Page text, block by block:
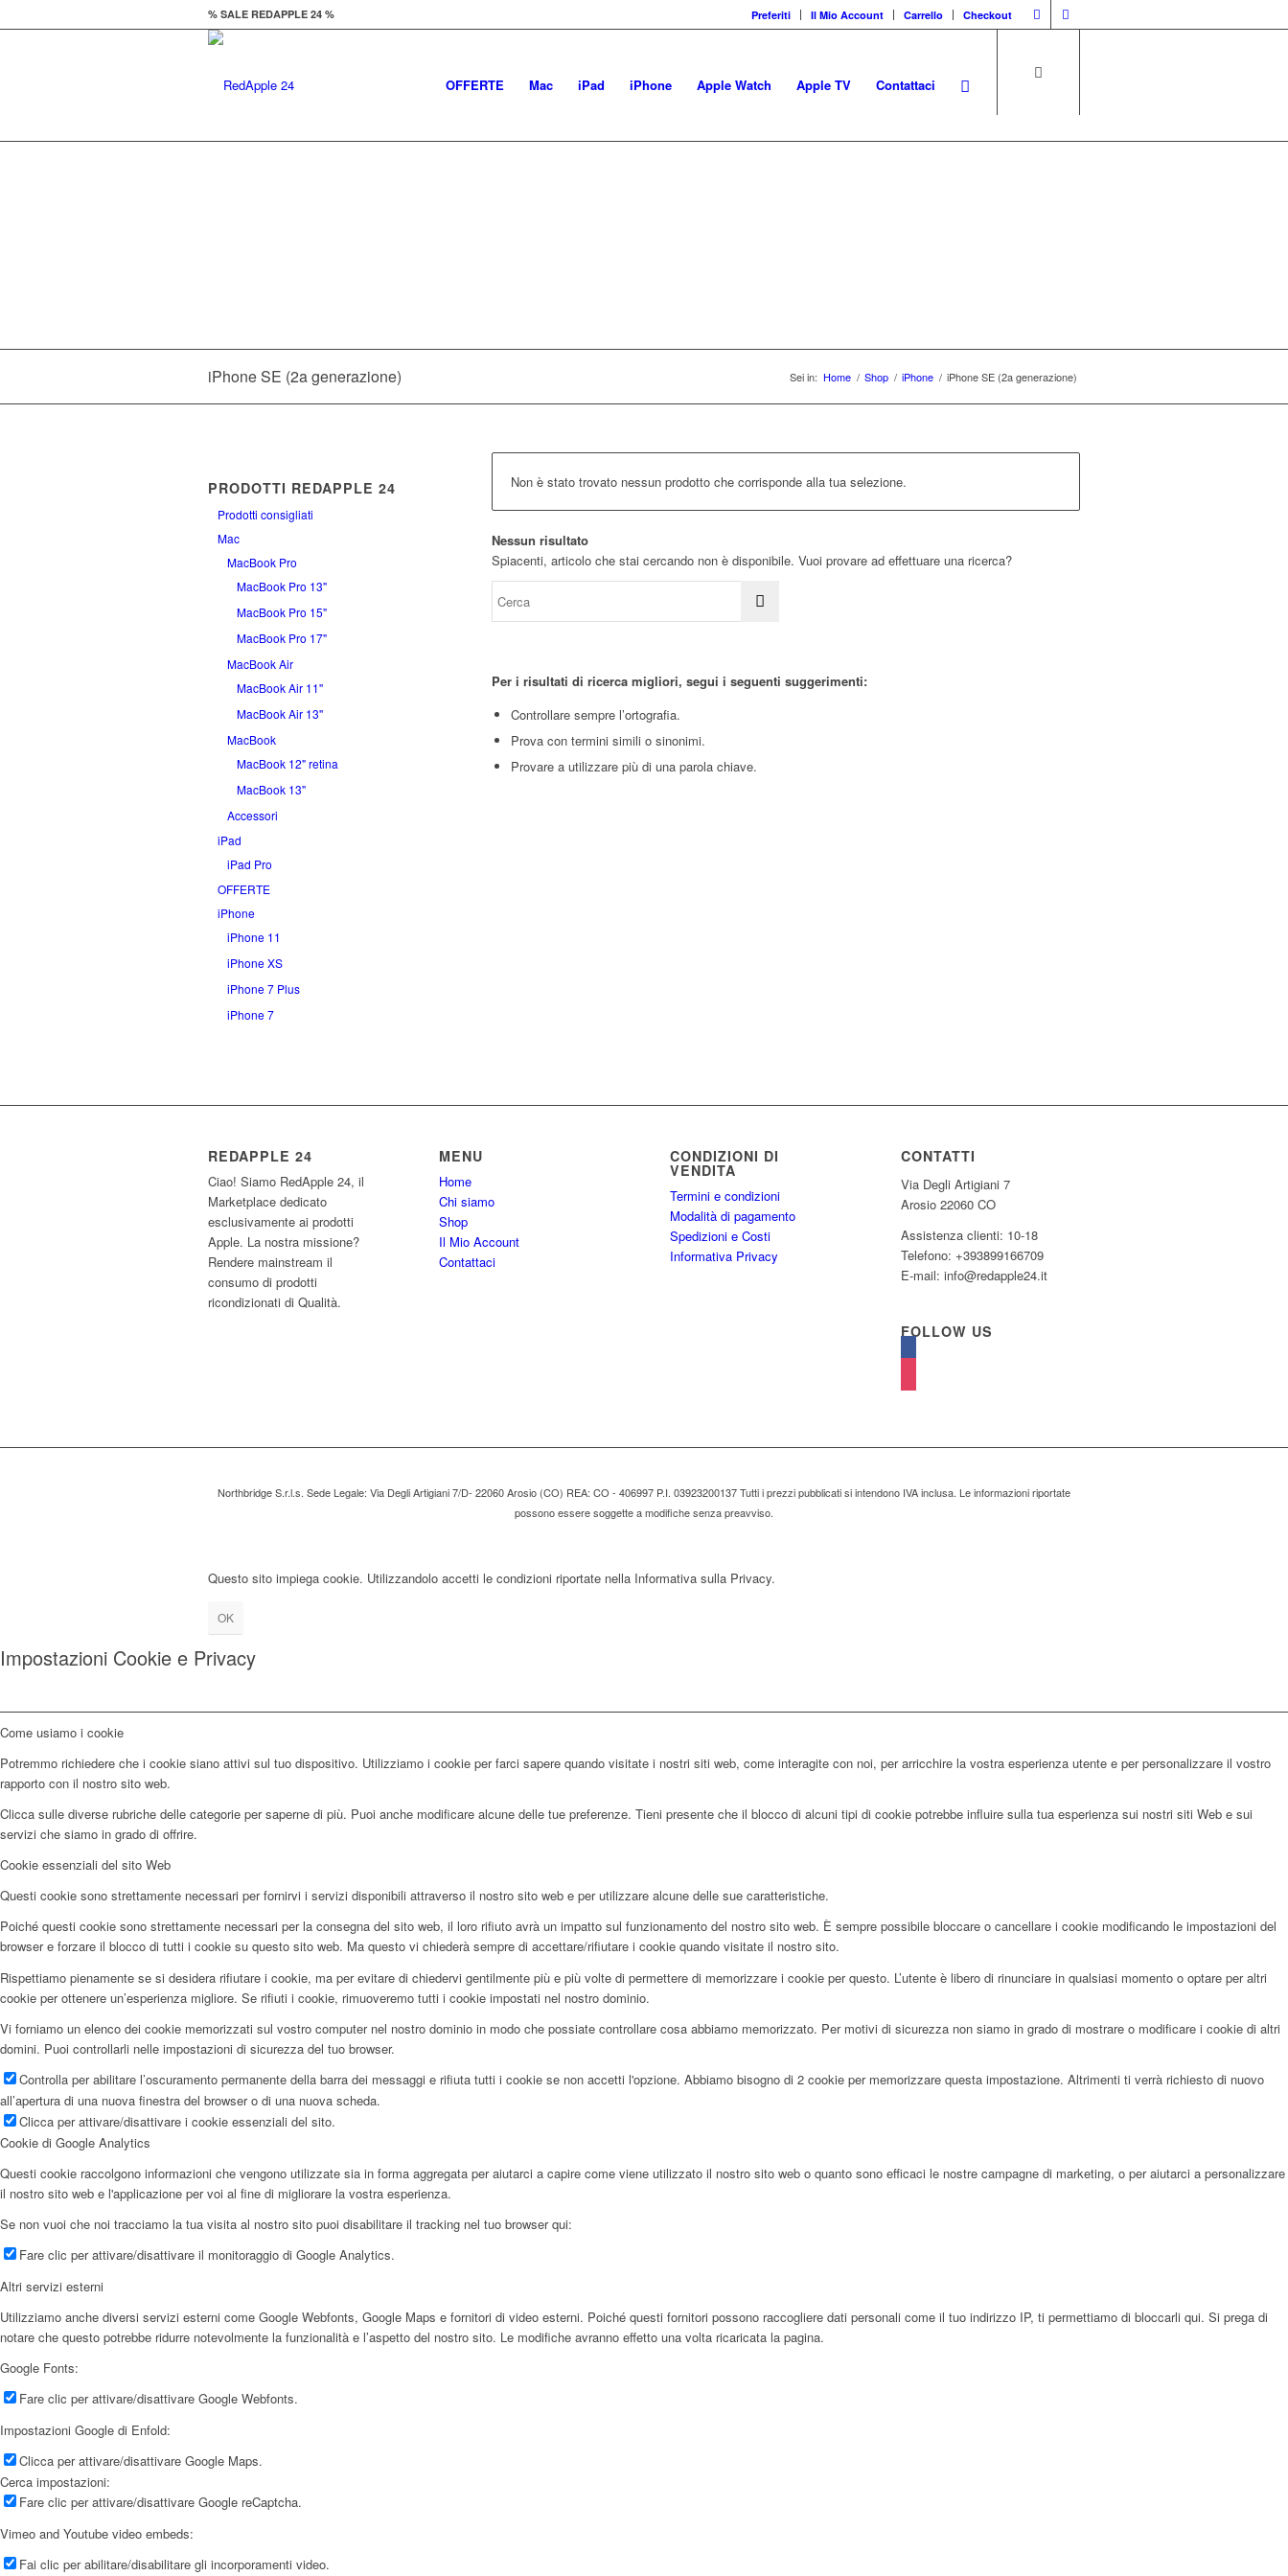
Preferiti Il Mio Account Carrello Checkout
% SALE REDAPPLE 24 %
OFFERTE Mac iPad iPhone Apple Watch Apple TV Contattaci
iPhone SE (2a generazione) Sei in: Home / Shop / iPhone / iPhone SE (2a generazione)
Non è stato trovato nessun prodotto che corrisponde alla tua selezione.
Nessun risultato
Spiacenti, articolo che stai cercando non è disponibile. Vuoi provare ad effettuare una ricerca?
Per i risultati di ricerca migliori, segui i seguenti suggerimenti:
Controllare sempre l’ortografia.
Prova con termini simili o sinonimi.
Provare a utilizzare più di una parola chiave.
PRODOTTI REDAPPLE 24
Prodotti consigliati
Mac
MacBook Pro
MacBook Pro 13"
MacBook Pro 15"
MacBook Pro 17"
MacBook Air
MacBook Air 11''
MacBook Air 13''
MacBook
MacBook 12" retina
MacBook 13"
Accessori
iPad
iPad Pro
OFFERTE
iPhone
iPhone 11
iPhone XS
iPhone 7 Plus
iPhone 7
REDAPPLE 24
Ciao! Siamo RedApple 24, il
Marketplace dedicato
esclusivamente ai prodotti
Apple. La nostra missione?
Rendere mainstream il
consumo di prodotti
ricondizionati di Qualità.
MENU
Home
Chi siamo
Shop
Il Mio Account
Contattaci
CONDIZIONI DI
VENDITA
Termini e condizioni
Modalità di pagamento
Spedizioni e Costi
Informativa Privacy
CONTATTI
Via Degli Artigiani 7
Arosio 22060 CO
Assistenza clienti: 10-18
Telefono: +393899166709
E-mail: info@redapple24.it
FOLLOW US
Northbridge S.r.l.s. Sede Legale: Via Degli Artigiani 7/D- 22060 Arosio (CO) REA: CO - 406997 P.I. 03923200137 Tutti i prezzi pubblicati si intendono IVA inclusa. Le informazioni riportate
possono essere soggette a modifiche senza preavviso.
Questo sito impiega cookie. Utilizzandolo accetti le condizioni riportate nella Informativa sulla Privacy.
OK
Impostazioni Cookie e Privacy
Come usiamo i cookie
Potremmo richiedere che i cookie siano attivi sul tuo dispositivo. Utilizziamo i cookie per farci sapere quando visitate i nostri siti web, come interagite con noi, per arricchire la vostra esperienza utente e per personalizzare il vostro
rapporto con il nostro sito web.
Clicca sulle diverse rubriche delle categorie per saperne di più. Puoi anche modificare alcune delle tue preferenze. Tieni presente che il blocco di alcuni tipi di cookie potrebbe influire sulla tua esperienza sui nostri siti Web e sui
servizi che siamo in grado di offrire.
Cookie essenziali del sito Web
Questi cookie sono strettamente necessari per fornirvi i servizi disponibili attraverso il nostro sito web e per utilizzare alcune delle sue caratteristiche.
Poiché questi cookie sono strettamente necessari per la consegna del sito web, il loro rifiuto avrà un impatto sul funzionamento del nostro sito web. È sempre possibile bloccare o cancellare i cookie modificando le impostazioni del
browser e forzare il blocco di tutti i cookie su questo sito web. Ma questo vi chiederà sempre di accettare/rifiutare i cookie quando visitate il nostro sito.
Rispettiamo pienamente se si desidera rifiutare i cookie, ma per evitare di chiedervi gentilmente più e più volte di permettere di memorizzare i cookie per questo. L’utente è libero di rinunciare in qualsiasi momento o optare per altri
cookie per ottenere un’esperienza migliore. Se rifiuti i cookie, rimuoveremo tutti i cookie impostati nel nostro dominio.
Vi forniamo un elenco dei cookie memorizzati sul vostro computer nel nostro dominio in modo che possiate controllare cosa abbiamo memorizzato. Per motivi di sicurezza non siamo in grado di mostrare o modificare i cookie di altri
domini. Puoi controllarli nelle impostazioni di sicurezza del tuo browser.
Controlla per abilitare l’oscuramento permanente della barra dei messaggi e rifiuta tutti i cookie se non accetti l'opzione. Abbiamo bisogno di 2 cookie per memorizzare questa impostazione. Altrimenti ti verrà richiesto di nuovo
all’apertura di una nuova finestra del browser o di una nuova scheda.
Clicca per attivare/disattivare i cookie essenziali del sito.
Cookie di Google Analytics
Questi cookie raccolgono informazioni che vengono utilizzate sia in forma aggregata per aiutarci a capire come viene utilizzato il nostro sito web o quanto sono efficaci le nostre campagne di marketing, o per aiutarci a personalizzare
il nostro sito web e l'applicazione per voi al fine di migliorare la vostra esperienza.
Se non vuoi che noi tracciamo la tua visita al nostro sito puoi disabilitare il tracking nel tuo browser qui:
Fare clic per attivare/disattivare il monitoraggio di Google Analytics.
Altri servizi esterni
Utilizziamo anche diversi servizi esterni come Google Webfonts, Google Maps e fornitori di video esterni. Poiché questi fornitori possono raccogliere dati personali come il tuo indirizzo IP, ti permettiamo di bloccarli qui. Si prega di
notare che questo potrebbe ridurre notevolmente la funzionalità e l’aspetto del nostro sito. Le modifiche avranno effetto una volta ricaricata la pagina.
Google Fonts:
Fare clic per attivare/disattivare Google Webfonts.
Impostazioni Google di Enfold:
Clicca per attivare/disattivare Google Maps.
Cerca impostazioni:
Fare clic per attivare/disattivare Google reCaptcha.
Vimeo and Youtube video embeds:
Fai clic per abilitare/disabilitare gli incorporamenti video.